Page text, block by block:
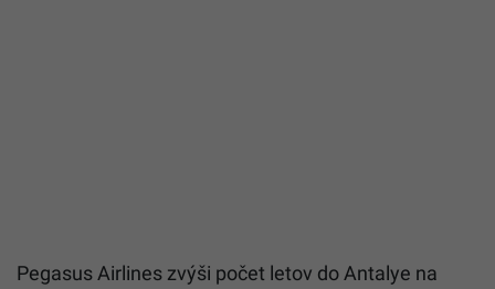
Pegasus Airlines zvýši počet letov do Antalye na